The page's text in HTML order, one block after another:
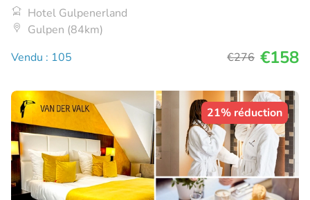
Hotel Gulpenerland
Gulpen (84km)
Vendu : 105
€276 €158
21% réduction